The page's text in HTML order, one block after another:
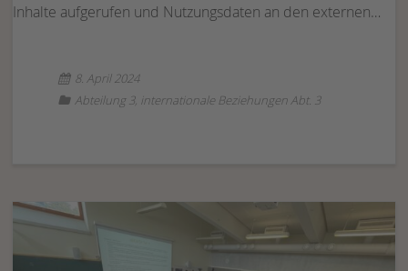
Inhalte aufgerufen und Nutzungsdaten an den externen…
8. April 2024
Abteilung 3, internationale Beziehungen Abt. 3